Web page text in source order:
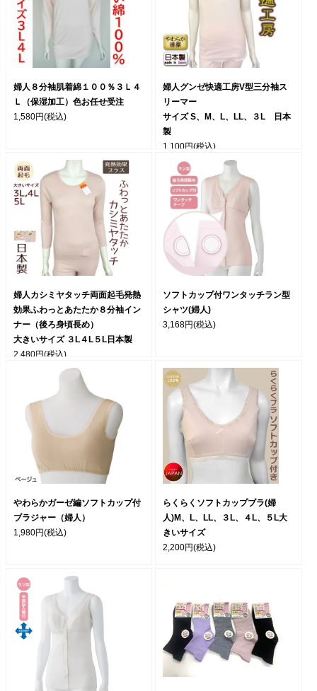
婦人８分袖肌着綿１００％３Ｌ４
Ｌ（保湿加工）色お任せ受注
1,580円(税込)
婦人グンゼ快適工房V型三分袖ス
リーマー
サイズ S、M、L、LL、３L 日本
製
1,100円(税込)
婦人カシミヤタッチ両面起毛発熱
効果ふわっとあたたか８分袖イン
ナー（後ろ身頃長め）
大きいサイズ ３L４L５L日本製
2,480円(税込)
ソフトカップ付ワンタッチラン型
シャツ(婦人)
3,168円(税込)
やわらかガーゼ編ソフトカップ付
ブラジャー（婦人）
1,980円(税込)
らくらくソフトカップブラ(婦
人)M、L、LL、３L、４L、５L大
きいサイズ
2,200円(税込)